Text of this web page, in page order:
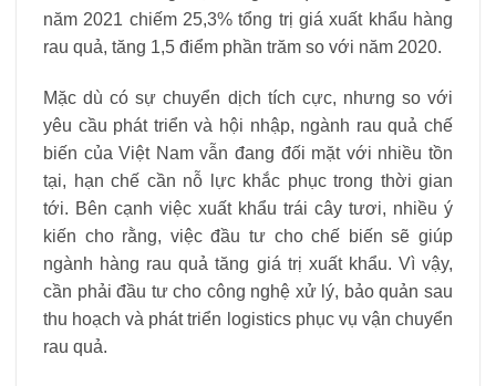
năm 2021 chiếm 25,3% tổng trị giá xuất khẩu hàng
rau quả, tăng 1,5 điểm phần trăm so với năm 2020.
Mặc dù có sự chuyển dịch tích cực, nhưng so với
yêu cầu phát triển và hội nhập, ngành rau quả chế
biến của Việt Nam vẫn đang đối mặt với nhiều tồn
tại, hạn chế cần nỗ lực khắc phục trong thời gian
tới. Bên cạnh việc xuất khẩu trái cây tươi, nhiều ý
kiến cho rằng, việc đầu tư cho chế biến sẽ giúp
ngành hàng rau quả tăng giá trị xuất khẩu. Vì vậy,
cần phải đầu tư cho công nghệ xử lý, bảo quản sau
thu hoạch và phát triển logistics phục vụ vận chuyển
rau quả.